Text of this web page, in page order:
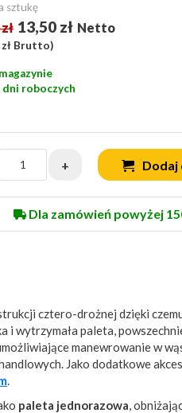
sztukę
13,50 zł Netto
Brutto)
dni roboczych
+ Dodaj
Dla zamówień powyżej
cztero-drożnej dzięki
i wytrzymała paleta,
manewrowanie w
Jako dodatkowe
.
paleta jednorazowa,